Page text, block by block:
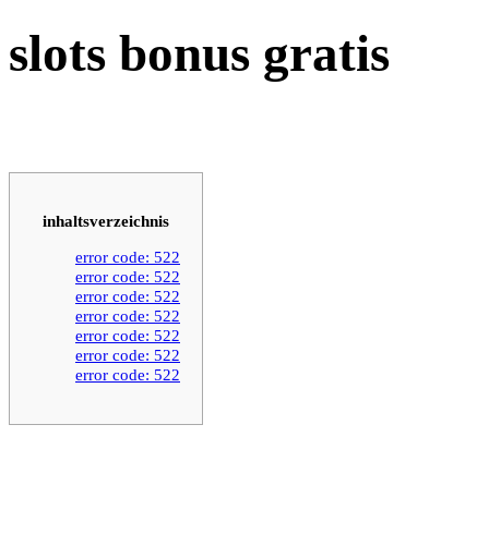
slots bonus gratis
inhaltsverzeichnis
error code: 522
error code: 522
error code: 522
error code: 522
error code: 522
error code: 522
error code: 522